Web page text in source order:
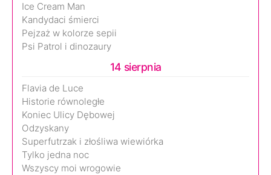
Ice Cream Man
Kandydaci śmierci
Pejzaż w kolorze sepii
Psi Patrol i dinozaury
14 sierpnia
Flavia de Luce
Historie równoległe
Koniec Ulicy Dębowej
Odzyskany
Superfutrzak i złośliwa wiewiórka
Tylko jedna noc
Wszyscy moi wrogowie